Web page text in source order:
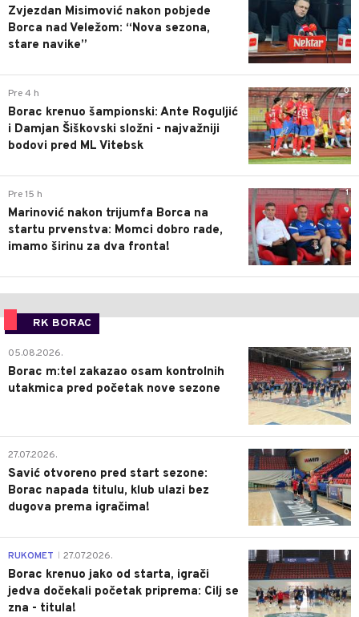
Zvjezdan Misimović nakon pobjede
Borca nad Veležom: “Nova sezona,
stare navike”
0
Pre 4 h
Borac krenuo šampionski: Ante Roguljić
i Damjan Šiškovski složni - najvažniji
bodovi pred ML Vitebsk
1
Pre 15 h
Marinović nakon trijumfa Borca na
startu prvenstva: Momci dobro rade,
imamo širinu za dva fronta!
RK BORAC
0
05.08.2026.
Borac m:tel zakazao osam kontrolnih
utakmica pred početak nove sezone
0
27.07.2026.
Savić otvoreno pred start sezone:
Borac napada titulu, klub ulazi bez
dugova prema igračima!
0
RUKOMET 27.07.2026.
Borac krenuo jako od starta, igrači
jedva dočekali početak priprema: Cilj se
zna - titula!